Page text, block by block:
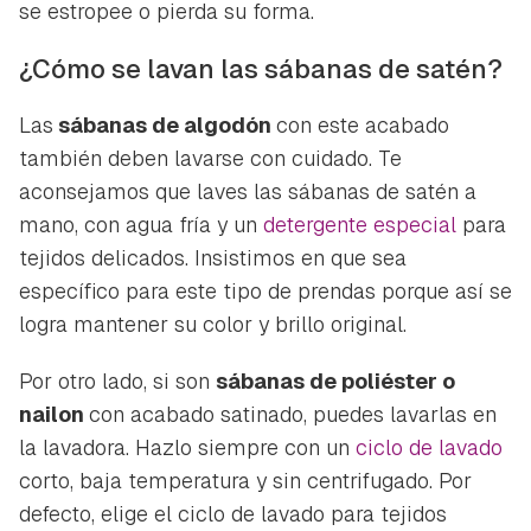
se estropee o pierda su forma.
¿Cómo se lavan las sábanas de satén?
Las sábanas de algodón con este acabado
también deben lavarse con cuidado. Te
aconsejamos que laves las sábanas de satén a
mano, con agua fría y un detergente especial para
tejidos delicados. Insistimos en que sea
específico para este tipo de prendas porque así se
logra mantener su color y brillo original.
Por otro lado, si son sábanas de poliéster o
nailon con acabado satinado, puedes lavarlas en
la lavadora. Hazlo siempre con un ciclo de lavado
corto, baja temperatura y sin centrifugado. Por
defecto, elige el ciclo de lavado para tejidos